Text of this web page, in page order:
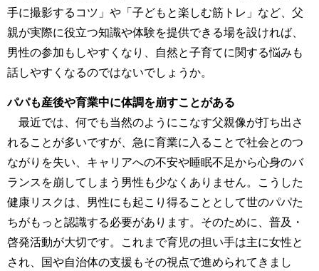
手に撮影するコツ」や「子どもと楽しむ筋トレ」など、父
親が実際に役立つ知識や体験を提供できる場を設ければ、
男性の参加もしやすくなり、自然と子育てに関する悩みも
話しやすくなるのではないでしょうか。
パパも産後や育業中に体調を崩すことがある
最近では、何でも当然のようにこなす父親像が打ち出さ
れることが多いですが、急に育業に入ることで社会とのつ
ながりを失い、キャリアへの不安や睡眠不足から心身のバ
ランスを崩してしまう男性も少なくありません。こうした
健康リスクは、男性にも起こり得ることとして世のパパた
ちがもっと認識する必要があります。そのために、普及・
啓発活動が大切です。これまで育児の担い手は主に女性と
され、国や自治体の支援もその視点で進められてきまし